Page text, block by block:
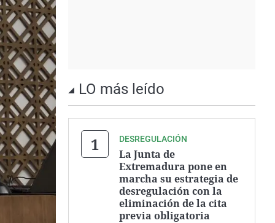
LO más leído
DESREGULACIÓN
La Junta de
Extremadura pone en
marcha su estrategia de
desregulación con la
eliminación de la cita
previa obligatoria